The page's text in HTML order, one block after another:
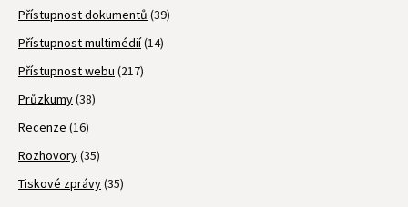
Přístupnost dokumentů (39)
Přístupnost multimédií(14)
Přístupnost webu (217)
Průzkumy(38)
Recenze (16)
Rozhovory(35)
Tiskové zprávy(35)